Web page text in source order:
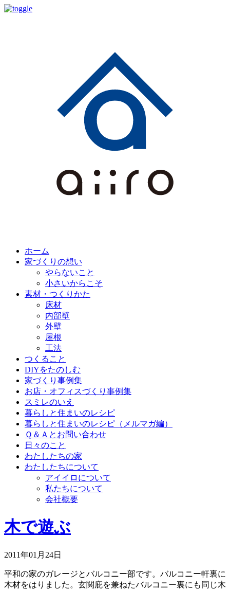
ホーム
家づくりの想い
やらないこと
小さいからこそ
素材・つくりかた
床材
内部壁
外壁
屋根
工法
つくること
DIYをたのしむ
家づくり事例集
お店・オフィスづくり事例集
スミレのいえ
暮らしと住まいのレシピ
暮らしと住まいのレシピ（メルマガ編）
Ｑ＆Ａとお問い合わせ
日々のこと
わたしたちの家
わたしたちについて
アイイロについて
私たちについて
会社概要
木で遊ぶ
2011年01月24日
平和の家のガレージとバルコニー部です。バルコニー軒裏に
木材をはりました。玄関庇を兼ねたバルコニー裏にも同じ木